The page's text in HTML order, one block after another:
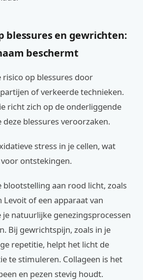
blessures en gewrichten:
beschermt
risico op blessures door
of verkeerde technieken.
richt zich op de onderliggende
blessures veroorzaken.
stress in je cellen, wat
ontstekingen.
aan rood licht, zoals
Levoit of een apparaat van
je natuurlijke genezingsprocessen
Bij gewrichtspijn, zoals in je
repetitie, helpt het licht de
te stimuleren. Collageen is het
en pezen stevig houdt.